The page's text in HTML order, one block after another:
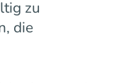
zu
die